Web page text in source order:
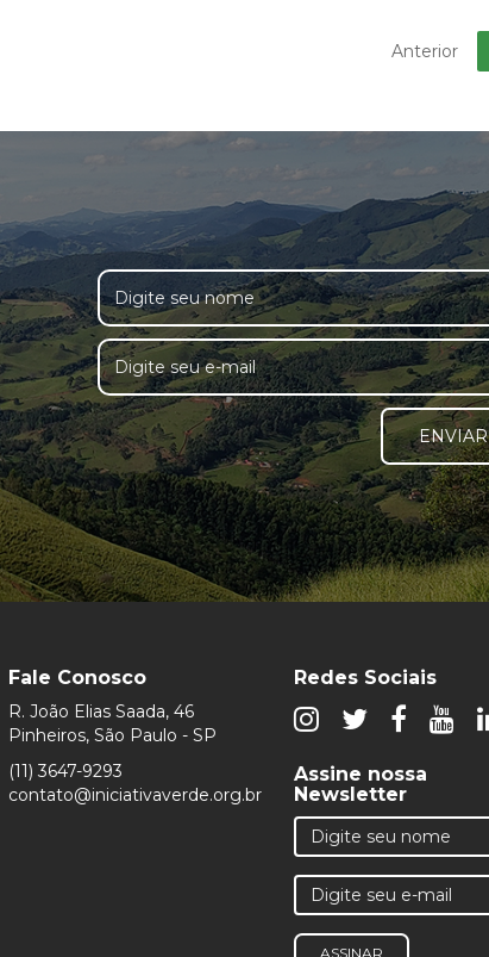
Anterior
ENVIAR
Fale Conosco
R. João Elias Saada, 46
Pinheiros, São Paulo - SP
(11) 3647-9293
contato@iniciativaverde.org.br
Redes Sociais
Assine nossa
Newsletter
ASSINAR